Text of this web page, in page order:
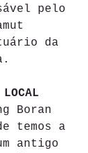
pelo
da
LOCAL
Boran
temos a
antigo